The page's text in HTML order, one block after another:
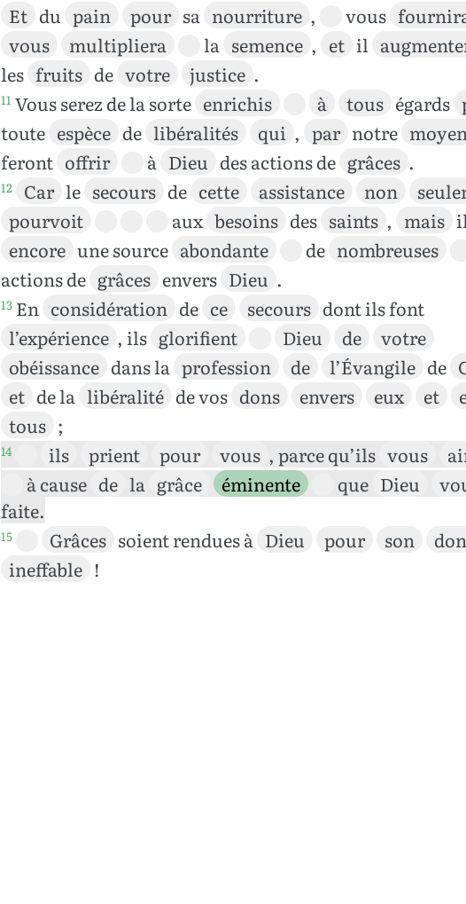
Et du pain pour sa nourriture , vous
vous
multipliera la semence , et il
les fruits de votre justice .
11 Vous serez de la sorte enrichis à tous égards
toute espèce de libéralités qui , par notre moyen
feront offrir à Dieu des actions de grâces .
12 Car le secours de cette assistance non
pourvoit
aux besoins des saints , mais
encore une source abondante de nombreuses
actions de grâces envers Dieu .
13 En considération de ce secours dont ils font
l’expérience , ils glorifient Dieu de
votre
obéissance dans la profession de l’Évangile de
et de la libéralité de vos dons envers eux et
tous ;
14 ils prient pour vous , parce qu’ils vous
à cause de la grâce éminente que Dieu
faite.
15 Grâces soient rendues à Dieu pour son
don
ineffable !